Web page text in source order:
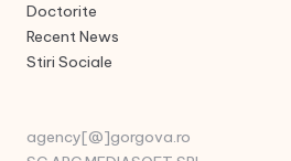
Doctorite
Recent News
Stiri Sociale
agency[@]gorgova.ro